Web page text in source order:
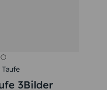
3Bilder